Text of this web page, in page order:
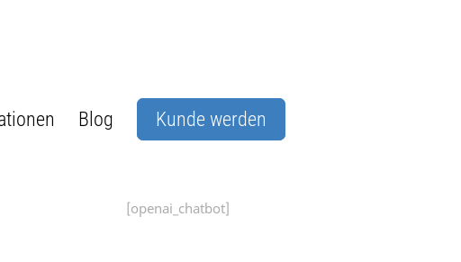
Blog Kunde werden
[openai_chatbot]